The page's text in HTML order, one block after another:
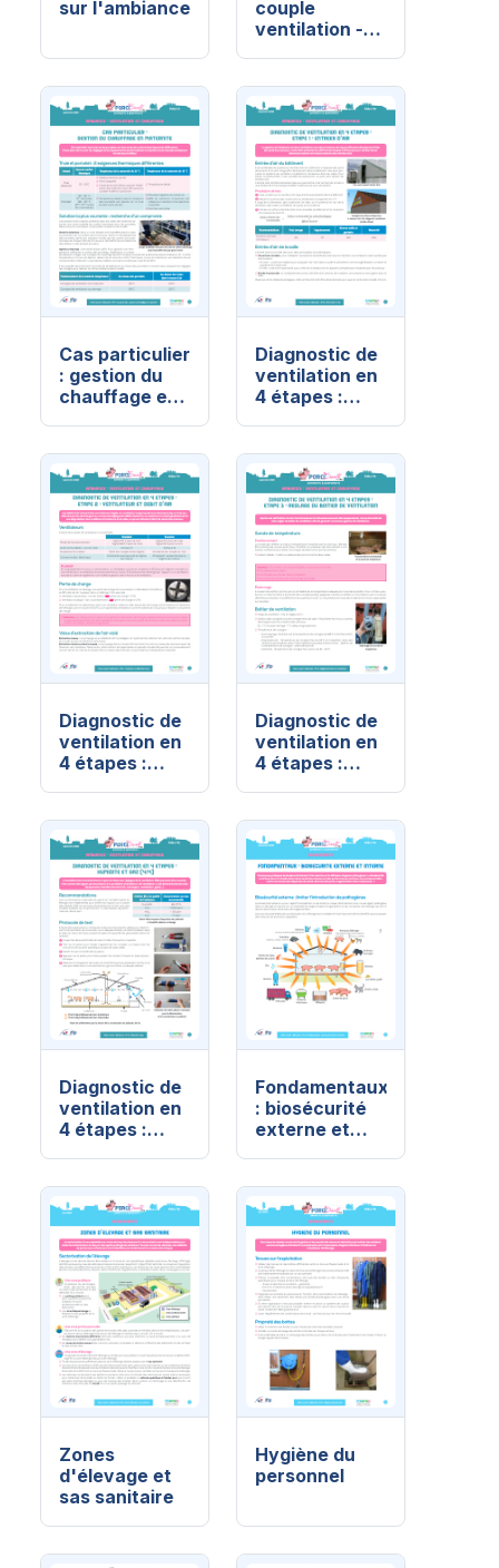
sur l'ambiance
couple
ventilation -
Cas particulier
: gestion du
chauffage en
Diagnostic de
ventilation en
4 étapes :
(1/4)
Diagnostic de
ventilation en
4 étapes :
débit d'air
(2/4)
Diagnostic de
ventilation en
4 étapes :
boîtier de
ventilation
(3/4)
Diagnostic de
ventilation en
4 étapes :
gaz (4/4)
Fondamentaux
: biosécurité
externe et
Zones
d'élevage et
sas sanitaire
Hygiène du
personnel